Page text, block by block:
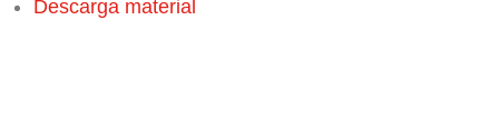
Descarga material